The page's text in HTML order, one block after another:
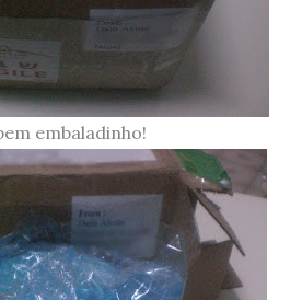
embaladinho!